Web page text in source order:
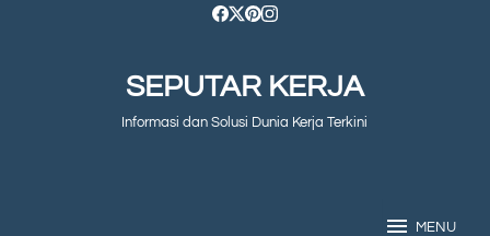
SEPUTAR KERJA
Informasi dan Solusi Dunia Kerja Terkini
MENU